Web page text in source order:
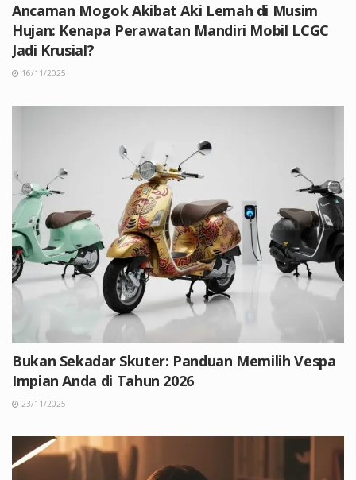
Ancaman Mogok Akibat Aki Lemah di Musim
Hujan: Kenapa Perawatan Mandiri Mobil LCGC
Jadi Krusial?
16/11/2025
Bukan Sekadar Skuter: Panduan Memilih Vespa
Impian Anda di Tahun 2026
23/11/2025